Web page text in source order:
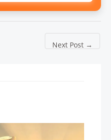
Next Post →